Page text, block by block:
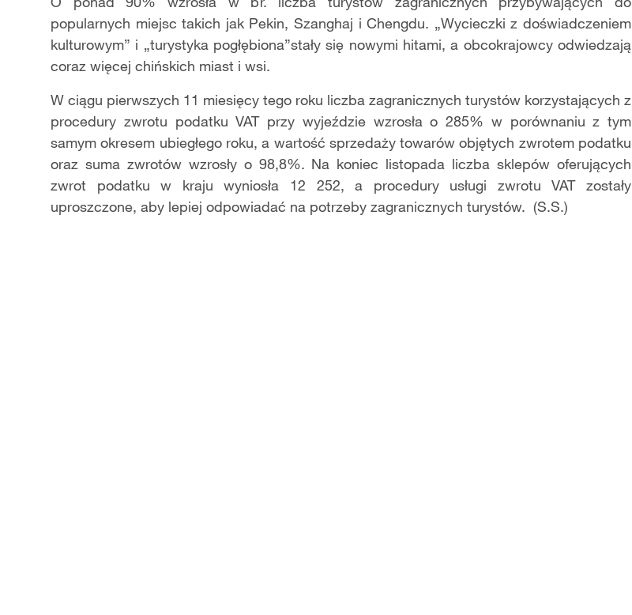
popularnych miejsc takich jak Pekin, Szanghaj i Chengdu. „Wycieczki z doświadczeniem
kulturowym” i „turystyka pogłębiona”stały się nowymi hitami, a obcokrajowcy odwiedzają
coraz więcej chińskich miast i wsi.
W ciągu pierwszych 11 miesięcy tego roku liczba zagranicznych turystów korzystających z
procedury zwrotu podatku VAT przy wyjeździe wzrosła o 285% w porównaniu z tym
samym okresem ubiegłego roku, a wartość sprzedaży towarów objętych zwrotem podatku
oraz suma zwrotów wzrosły o 98,8%. Na koniec listopada liczba sklepów oferujących
zwrot podatku w kraju wyniosła 12 252, a procedury usługi zwrotu VAT zostały
uproszczone, aby lepiej odpowiadać na potrzeby zagranicznych turystów. (S.S.)